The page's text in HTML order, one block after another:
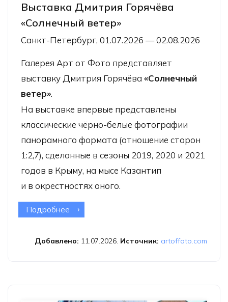
Выставка Дмитрия Горячёва
«Солнечный ветер»
Санкт-Петербург, 01.07.2026 — 02.08.2026
Галерея Арт от Фото представляет
выставку Дмитрия Горячёва «Солнечный
ветер».
На выставке впервые представлены
классические чёрно-белые фотографии
панорамного формата (отношение сторон
1:2,7), сделанные в сезоны 2019, 2020 и 2021
годов в Крыму, на мысе Казантип
и в окрестностях оного.
Подробнее о Выставка Дмитрия Горячёва
Добавлено: 11.07.2026. Источник: artoffoto.com